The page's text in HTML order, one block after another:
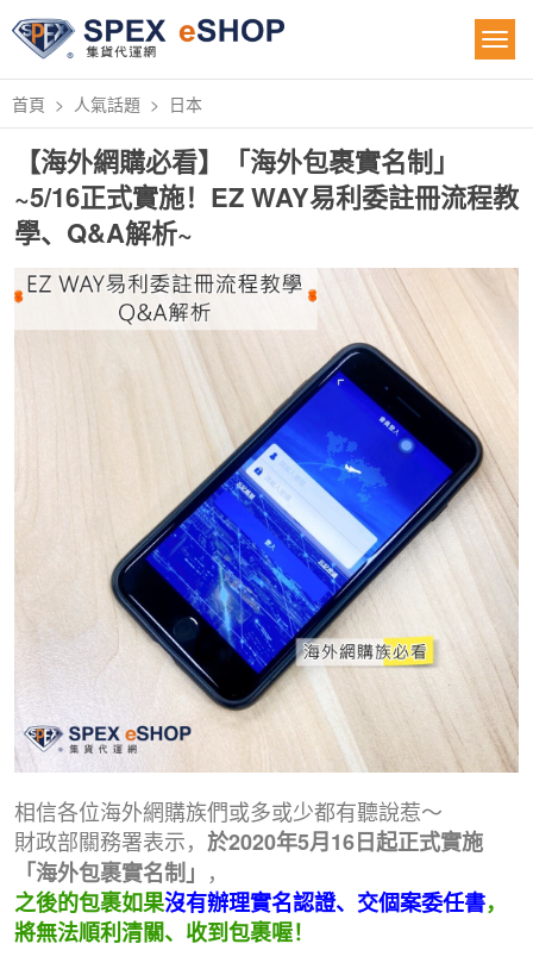
首頁 人氣話題 日本
【海外網購必看】「海外包裹實名制」
~5/16正式實施！EZ WAY易利委註冊流程教
學、Q&A解析~
相信各位海外網購族們或多或少都有聽說惹～
財政部關務署表示， 於2020年5月16日起正式實施
「海外包裹實名制」 ，
之後的包裹如果沒有辦理實名認證、交個案委任書，
將無法順利清關、收到包裹喔！